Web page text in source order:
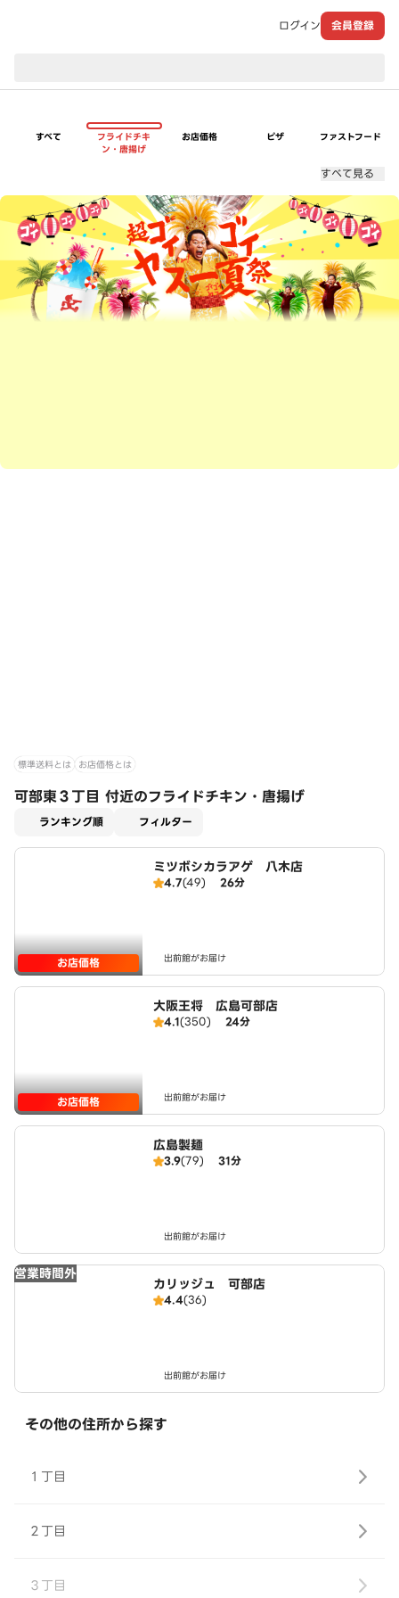
ログイン 会員登録
すべて
フライドチキ
ン・唐揚げ
お店価格 ピザ ファストフード
すべて見る
超ゴイゴイヤスー夏祭
標準送料とは お店価格とは
可部東３丁目 付近のフライドチキン・唐揚げ
ランキング順 フィルター
お店価格
ミツボシカラアゲ 八木店
4.7(49) 26分
出前館がお届け
お店価格
大阪王将 広島可部店
4.1(350) 24分
出前館がお届け
広島製麺
3.9(79) 31分
出前館がお届け
営業時間外
カリッジュ 可部店
4.4(36)
出前館がお届け
その他の住所から探す
１丁目
２丁目
３丁目